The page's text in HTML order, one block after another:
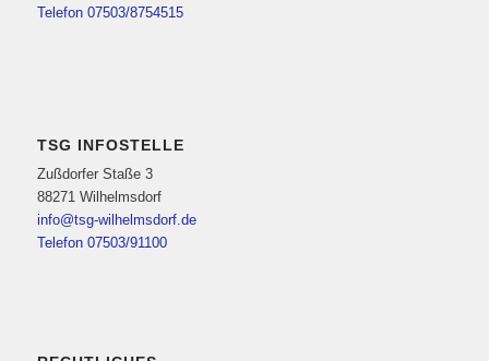
Telefon 07503/8754515
TSG INFOSTELLE
Zußdorfer Staße 3
88271 Wilhelmsdorf
info@tsg-wilhelmsdorf.de
Telefon 07503/91100